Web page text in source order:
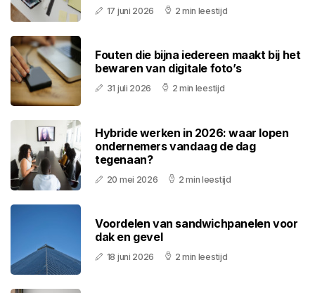
17 juni 2026 2 min leestijd
Fouten die bijna iedereen maakt bij het
bewaren van digitale foto’s
31 juli 2026 2 min leestijd
Hybride werken in 2026: waar lopen
ondernemers vandaag de dag
tegenaan?
20 mei 2026 2 min leestijd
Voordelen van sandwichpanelen voor
dak en gevel
18 juni 2026 2 min leestijd